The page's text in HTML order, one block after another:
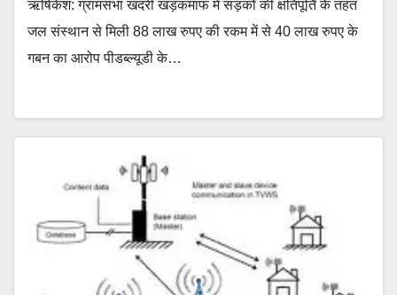
ऋषिकेश: ग्रामसभा खदरी खड़कमाफ में सड़कों की क्षतिपूर्ति के तहत
जल संस्थान से मिली 88 लाख रुपए की रकम में से 40 लाख रुपए के
गबन का आरोप पीडब्ल्यूडी के…